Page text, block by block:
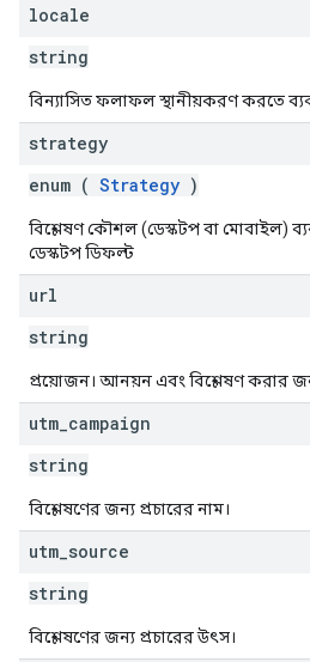
locale
string
বিন্যাসিত ফলাফল স্থানীয়করণ করতে
strategy
enum ( Strategy )
বিশ্লেষণ কৌশল (ডেস্কটপ বা মোবাইল)
ডেস্কটপ ডিফল্ট
url
string
প্রয়োজন। আনয়ন এবং বিশ্লেষণ করার
utm campaign
string
বিশ্লেষণের জন্য প্রচারের নাম।
utm source
string
বিশ্লেষণের জন্য প্রচারের উৎস।